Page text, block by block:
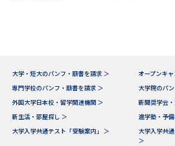
大学・短大のパンフ・願書を請求 ＞
オープンキ
専門学校のパンフ・願書を請求 ＞
大学院のパ
外国大学日本校・留学関連機関 ＞
新聞奨学会
新生活・部屋探し ＞
進学塾・予
大学入学共通テスト「受験案内」 ＞
大学入学共
＞